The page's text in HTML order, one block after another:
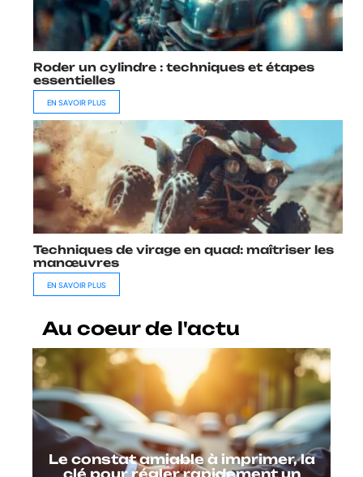
Roder un cylindre : techniques et étapes
essentielles
EN SAVOIR PLUS
Techniques de virage en quad: maîtriser les
manœuvres
EN SAVOIR PLUS
Au coeur de l'actu
Le constat amiable à imprimer, la